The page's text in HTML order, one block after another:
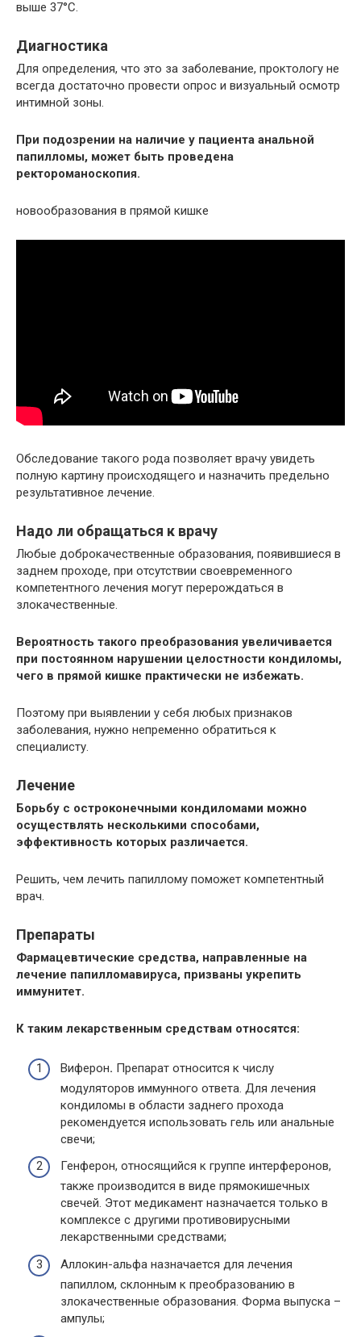
выше 37°С.
Диагностика
Для определения, что это за заболевание, проктологу не
всегда достаточно провести опрос и визуальный осмотр
интимной зоны.
При подозрении на наличие у пациента анальной
папилломы, может быть проведена
ректороманоскопия.
новообразования в прямой кишке
Обследование такого рода позволяет врачу увидеть
полную картину происходящего и назначить предельно
результативное лечение.
Надо ли обращаться к врачу
Любые доброкачественные образования, появившиеся в
заднем проходе, при отсутствии своевременного
компетентного лечения могут перерождаться в
злокачественные.
Вероятность такого преобразования увеличивается
при постоянном нарушении целостности кондиломы,
чего в прямой кишке практически не избежать.
Поэтому при выявлении у себя любых признаков
заболевания, нужно непременно обратиться к
специалисту.
Лечение
Борьбу с остроконечными кондиломами можно
осуществлять несколькими способами,
эффективность которых различается.
Решить, чем лечить папиллому поможет компетентный
врач.
Препараты
Фармацевтические средства, направленные на
лечение папилломавируса, призваны укрепить
иммунитет.
К таким лекарственным средствам относятся:
Виферон. Препарат относится к числу
модуляторов иммунного ответа. Для лечения
кондиломы в области заднего прохода
рекомендуется использовать гель или анальные
свечи;
Генферон, относящийся к группе интерферонов,
также производится в виде прямокишечных
свечей. Этот медикамент назначается только в
комплексе с другими противовирусными
лекарственными средствами;
Аллокин-альфа назначается для лечения
папиллом, склонным к преобразованию в
злокачественные образования. Форма выпуска –
ампулы;